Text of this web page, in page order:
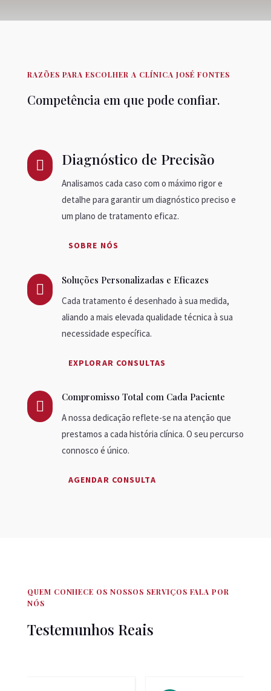
RAZÕES PARA ESCOLHER A CLÍNICA JOSÉ FONTES
Competência em que pode confiar.
 Diagnóstico de Precisão
Analisamos cada caso com o máximo rigor e
detalhe para garantir um diagnóstico preciso e
um plano de tratamento eficaz.
SOBRE NÓS

Soluções Personalizadas e Eficazes
Cada tratamento é desenhado à sua medida,
aliando a mais elevada qualidade técnica à sua
necessidade específica.
EXPLORAR CONSULTAS

Compromisso Total com Cada Paciente
A nossa dedicação reflete-se na atenção que
prestamos a cada história clínica. O seu percurso
connosco é único.
AGENDAR CONSULTA
QUEM CONHECE OS NOSSOS SERVIÇOS FALA POR
NÓS
Testemunhos Reais